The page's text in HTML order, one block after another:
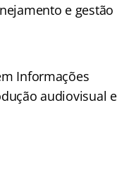
e gestão
Informações
audiovisual e